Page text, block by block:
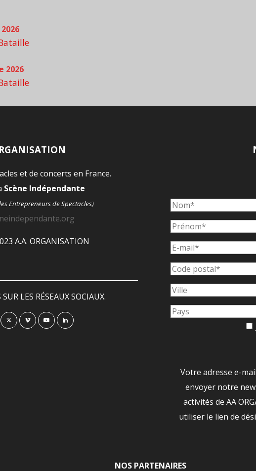
2026
et de concerts en France.
Scène Indépendante
Entrepreneurs de Spectacles)
A.A. ORGANISATION
LES RÉSEAUX SOCIAUX.
Votre adresse e-
envoyer notre
activités de AA
utiliser le lien de
NOS PARTENAIRES